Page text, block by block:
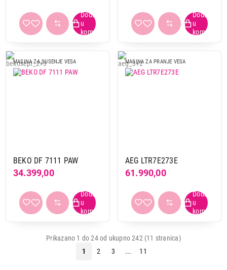
MASINA ZA SUSENJE VESA
BEKO DF 7111 PAW
34.399,00
MASINA ZA PRANJE VESA
AEG LTR7E273E
61.990,00
Prikazano 1 do 24 od ukupno 242 (11 stranica)
1
2 3 ... 11